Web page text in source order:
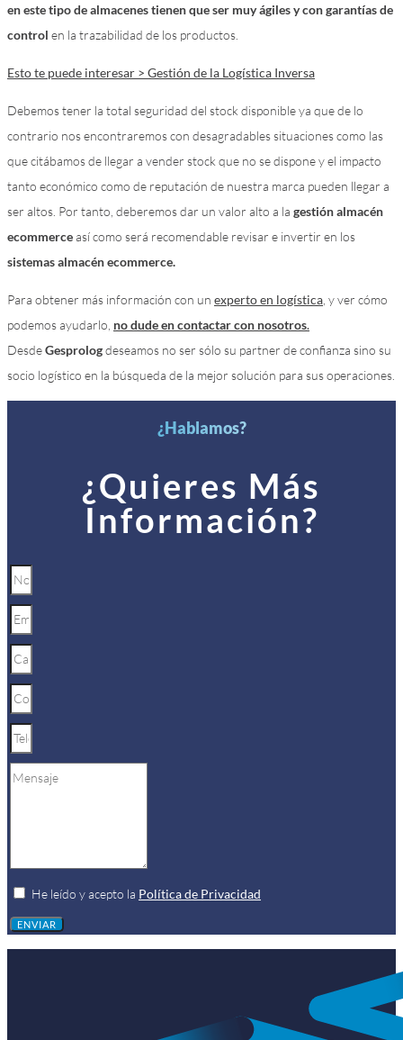
en este tipo de almacenes tienen que ser muy ágiles y con garantías de
control en la trazabilidad de los productos.
Esto te puede interesar > Gestión de la Logística Inversa
Debemos tener la total seguridad del stock disponible ya que de lo
contrario nos encontraremos con desagradables situaciones como las
que citábamos de llegar a vender stock que no se dispone y el impacto
tanto económico como de reputación de nuestra marca pueden llegar a
ser altos. Por tanto, deberemos dar un valor alto a la gestión almacén
ecommerceasí como será recomendable revisar e invertir en los
sistemas almacén ecommerce.
Para obtener más información con un experto en logística , y ver cómo
podemos ayudarlo, no dude en contactar con nosotros.
DesdeGesprologdeseamos no ser sólo su partner de confianza sino su
socio logístico en la búsqueda de la mejor solución para sus operaciones.
¿Hablamos?
¿Quieres Más
Información?
He leído y acepto la Política de Privacidad
ENVIAR